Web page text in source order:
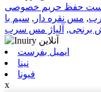
حفظ حریم خصوصی
, مس نقره دار , سیم با
برنجی, آلیاژ مس سرب
ایمیل بفرست
نینا
فیونا
x